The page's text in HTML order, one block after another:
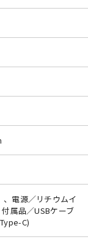
電源／リチウムイ
属品／USBケーブ
C)